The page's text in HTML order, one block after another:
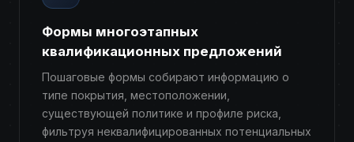
Формы многоэтапных
квалификационных предложений
Пошаговые формы собирают информацию о
типе покрытия, местоположении,
существующей политике и профиле риска,
фильтруя неквалифицированных потенциальных